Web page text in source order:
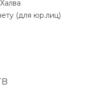
Барбекю
(для юр.лиц)